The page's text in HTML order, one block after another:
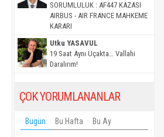
SORUMLULUK : AF447 KAZASI
AIRBUS - AIR FRANCE MAHKEME
KARARI
Utku YASAVUL
19 Saat Aynı Uçakta… Vallahi
Daralırım!
ÇOK YORUMLANANLAR
Bugün Bu Hafta Bu Ay